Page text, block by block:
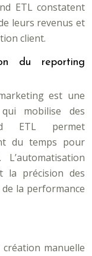
ETL constatent
leurs revenus et
client.
du reporting
est une
mobilise des
ETL permet
du temps pour
la précision des
la performance
manuelle